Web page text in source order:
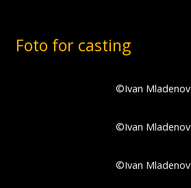
Foto for casting
©Ivan Mladenov
©Ivan Mladenov
©Ivan Mladenov